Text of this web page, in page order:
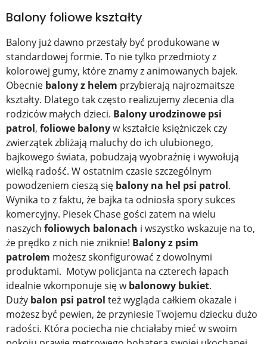
Balony foliowe kształty
Balony już dawno przestały być produkowane w
standardowej formie. To nie tylko przedmioty z
kolorowej gumy, które znamy z animowanych bajek.
Obecnie balony z helem przybierają najrozmaitsze
kształty. Dlatego tak często realizujemy zlecenia dla
rodziców małych dzieci. Balony urodzinowe psi
patrol, foliowe balonyw kształcie księżniczek czy
zwierzątek zbliżają maluchy do ich ulubionego,
bajkowego świata, pobudzają wyobraźnię i wywołują
wielką radość. W ostatnim czasie szczególnym
powodzeniem cieszą się balony na hel psi patrol.
Wynika to z faktu, że bajka ta odniosła spory sukces
komercyjny. Piesek Chase gości zatem na wielu
naszych foliowych balonach i wszystko wskazuje na to,
że prędko z nich nie zniknie! Balony z psim
patrolem możesz skonfigurować z dowolnymi
produktami. Motyw policjanta na czterech łapach
idealnie wkomponuje się wbalonowy bukiet.
Duży balon psi patrol też wygląda całkiem okazale i
możesz być pewien, że przyniesie Twojemu dziecku dużo
radości. Która pociecha nie chciałaby mieć w swoim